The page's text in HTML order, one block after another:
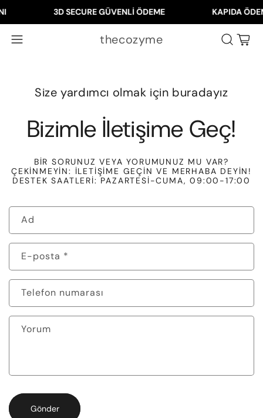
3D SECURE GÜVENLİ ÖDEME KAPIDA
thecozyme Sepet
Size yardımcı olmak için buradayız
Bizimle İletişime Geç!
BIR SORUNUZ VEYA YORUMUNUZ MU VAR?
ÇEKINMEYIN: İLETIŞIME GEÇIN VE MERHABA DEYIN!
DESTEK SAATLERI: PAZARTESI-CUMA, 09:00-17:00
İletişim formu
Ad
E-posta *
Telefon numarası
Yorum
Gönder